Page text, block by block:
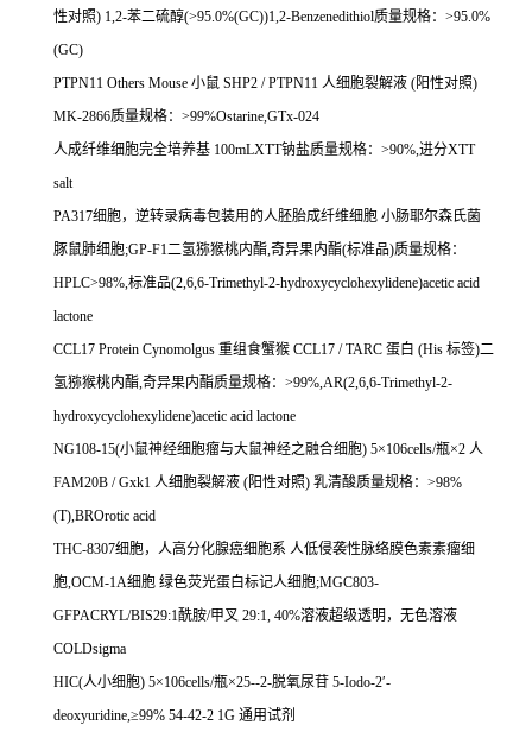
性对照) 1,2-苯二硫醇(>95.0%(GC))1,2-Benzenedithiol质量规格： >95.0%
(GC)
PTPN11 Others Mouse 小鼠 SHP2 / PTPN11 人细胞裂解液 (阳性对照)
MK-2866质量规格： >99%Ostarine,GTx-024
人成纤维细胞完全培养基 100mLXTT钠盐质量规格： >90%,进分XTT
salt
PA317细胞，逆转录病毒包装用的人胚胎成纤维细胞 小肠耶尔森氏菌
豚鼠肺细胞;GP-F1二氢猕猴桃内酯,奇异果内酯(标准品)质量规格：
HPLC>98%,标准品(2,6,6-Trimethyl-2-hydroxycyclohexylidene)acetic acid
lactone
CCL17 Protein Cynomolgus 重组食蟹猴 CCL17 / TARC 蛋白 (His 标签)二
氢猕猴桃内酯,奇异果内酯质量规格： >99%,AR(2,6,6-Trimethyl-2-
hydroxycyclohexylidene)acetic acid lactone
NG108-15(小鼠神经细胞瘤与大鼠神经之融合细胞) 5×106cells/瓶×2 人
FAM20B / Gxk1 人细胞裂解液 (阳性对照) 乳清酸质量规格： >98%
(T),BROrotic acid
THC-8307细胞，人高分化腺癌细胞系 人低侵袭性脉络膜色素素瘤细
胞,OCM-1A细胞 绿色荧光蛋白标记人细胞;MGC803-
GFPACRYL/BIS29:1酰胺/甲叉 29:1, 40%溶液超级透明，无色溶液
COLDsigma
HIC(人小细胞) 5×106cells/瓶×25--2-脱氧尿苷 5-Iodo-2′-
deoxyuridine,≥99% 54-42-2 1G 通用试剂